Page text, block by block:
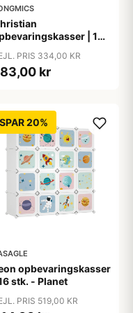
| 18
PRIS 334,00 KR
kr
SPAR 20%
opbevaringskasser
16 stk. - Planet
PRIS 519,00 KR